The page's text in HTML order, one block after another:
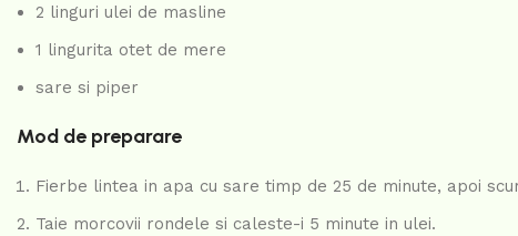
2 linguri ulei de masline
1 lingurita otet de mere
sare si piper
Mod de preparare
Fierbe lintea in apa cu sare timp de 25 de minute, apoi
Taie morcovii rondele si caleste-i 5 minute in ulei.